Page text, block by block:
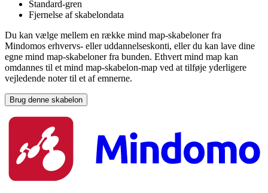
Standard-gren
Fjernelse af skabelondata
Du kan vælge mellem en række mind map-skabeloner fra
Mindomos erhvervs- eller uddannelseskonti, eller du kan lave dine
egne mind map-skabeloner fra bunden. Ethvert mind map kan
omdannes til et mind map-skabelon-map ved at tilføje yderligere
vejledende noter til et af emnerne.
Brug denne skabelon